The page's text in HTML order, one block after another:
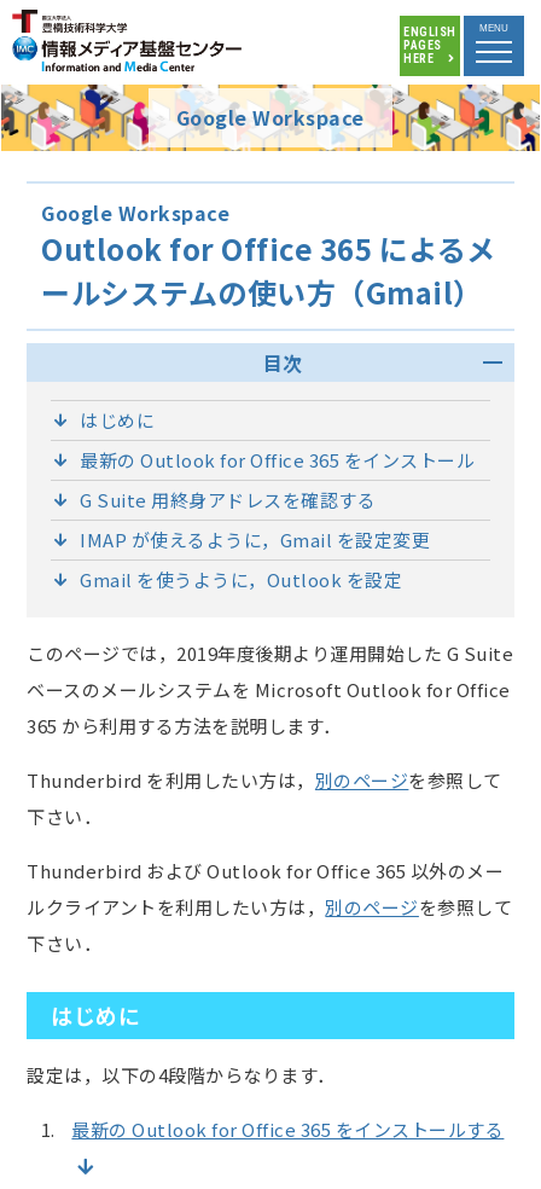
ENGLISH
PAGES
HERE
Google Workspace
MENU
Google Workspace
Outlook for Office 365 によるメ
ールシステムの使い方（Gmail）
目次
はじめに
最新の Outlook for Office 365 をインストール
G Suite 用終身アドレスを確認する
IMAP が使えるように，Gmail を設定変更
Gmail を使うように，Outlook を設定
このページでは，2019年度後期より運用開始した G Suite
ベースのメールシステムを Microsoft Outlook for Office
365 から利用する方法を説明します．
Thunderbird を利用したい方は， 別のページを参照して
下さい．
Thunderbird および Outlook for Office 365 以外のメー
ルクライアントを利用したい方は， 別のページを参照して
下さい．
はじめに
設定は，以下の4段階からなります．
最新の Outlook for Office 365 をインストールする